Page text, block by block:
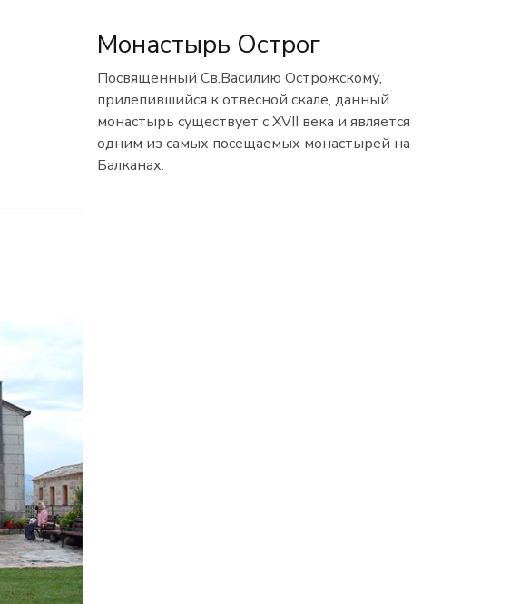
Монастырь Острог
Посвященный Св.Василию Острожскому,
прилепившийся к отвесной скале, данный
монастырь существует с XVII века и является
одним из самых посещаемых монастырей на
Балканах.